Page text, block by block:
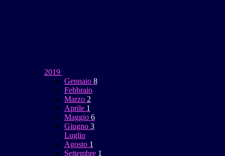
2019
Gennaio 8
Febbraio
Marzo 2
Aprile 1
Maggio 6
Giugno 3
Luglio
Agosto 1
Settembre 1